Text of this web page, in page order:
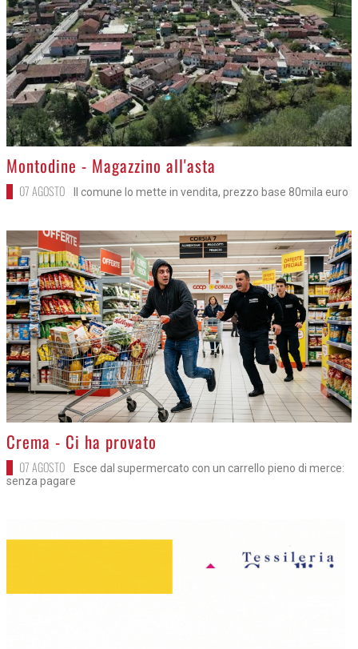
>Montodine - Magazzino all'asta
07 AGOSTO Il comune lo mette in vendita, prezzo base 80mila euro
>
Crema - Ci ha provato
07 AGOSTO
Esce dal supermercato con un carrello pieno di merce:
senza pagare